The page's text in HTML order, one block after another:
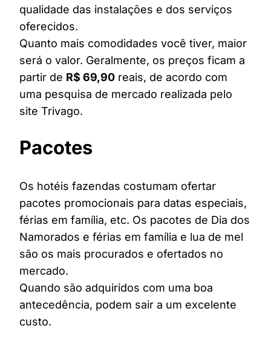
qualidade das instalações e dos serviços
oferecidos.
Quanto mais comodidades você tiver, maior
será o valor. Geralmente, os preços ficam a
partir de R$ 69,90 reais, de acordo com
uma pesquisa de mercado realizada pelo
site Trivago.
Pacotes
Os hotéis fazendas costumam ofertar
pacotes promocionais para datas especiais,
férias em família, etc. Os pacotes de Dia dos
Namorados e férias em família e lua de mel
são os mais procurados e ofertados no
mercado.
Quando são adquiridos com uma boa
antecedência, podem sair a um excelente
custo.